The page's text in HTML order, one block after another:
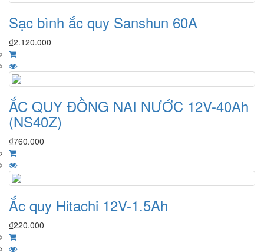
Sạc bình ắc quy Sanshun 60A
₫2.120.000
ẮC QUY ĐỒNG NAI NƯỚC 12V-40Ah
(NS40Z)
₫760.000
Ắc quy Hitachi 12V-1.5Ah
₫220.000